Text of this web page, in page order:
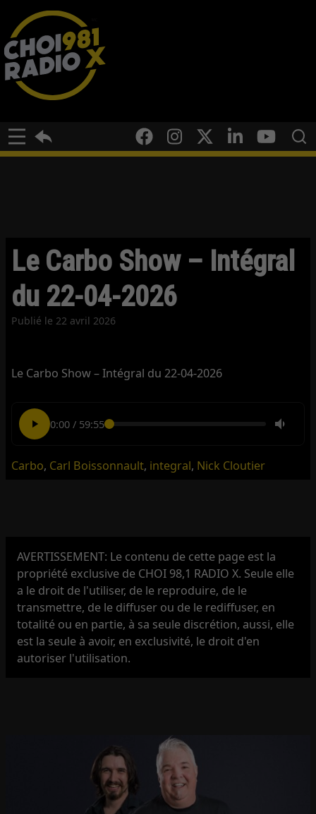
Le Carbo Show – Intégral
du 22-04-2026
Publié le 22 avril 2026
Le Carbo Show – Intégral du 22-04-2026
0:00/ 59:55
Carbo, Carl Boissonnault, integral, Nick Cloutier
AVERTISSEMENT: Le contenu de cette page est la
propriété exclusive de CHOI 98,1 RADIO X. Seule elle
a le droit de l'utiliser, de le reproduire, de le
transmettre, de le diffuser ou de le rediffuser, en
totalité ou en partie, à sa seule discrétion, aussi, elle
est la seule à avoir, en exclusivité, le droit d'en
autoriser l'utilisation.